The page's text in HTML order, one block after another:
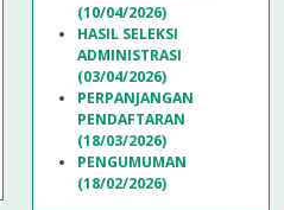
(10/04/2026)
HASIL SELEKSI
ADMINISTRASI
(03/04/2026)
PERPANJANGAN
PENDAFTARAN
(18/03/2026)
PENGUMUMAN
(18/02/2026)